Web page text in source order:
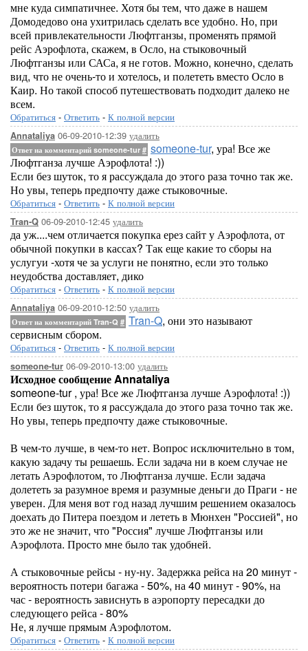
мне куда симпатичнее. Хотя бы тем, что даже в нашем
Домодедово она ухитрилась сделать все удобно. Но, при
всей привлекательности Люфтганзы, променять прямой
рейс Аэрофлота, скажем, в Осло, на стыковочный
Люфтганзы или САСа, я не готов. Можно, конечно, сделать
вид, что не очень-то и хотелось, и полететь вместо Осло в
Каир. Но такой способ путешествовать подходит далеко не
всем.
Обратиться - Ответить - К полной версии
Annataliya 06-09-2010-12:39 удалить
Ответ на комментарий someone-tur # someone-tur, ура! Все же
Люфтганза лучше Аэрофлота! :))
Если без шуток, то я рассуждала до этого раза точно так же.
Но увы, теперь предпочту даже стыковочные.
Обратиться - Ответить - К полной версии
Tran-Q 06-09-2010-12:45 удалить
да уж....чем отличается покупка ерез сайт у Аэрофлота, от
обычной покупки в кассах? Так еще какие то сборы на
услугуи -хотя че за услуги не понятно, если это только
неудобства доставляет, дико
Обратиться - Ответить - К полной версии
Annataliya 06-09-2010-12:50 удалить
Ответ на комментарий Tran-Q # Tran-Q, они это называют
сервисным сбором.
Обратиться - Ответить - К полной версии
someone-tur 06-09-2010-13:00 удалить
Исходное сообщение Annataliya
someone-tur , ура! Все же Люфтганза лучше Аэрофлота! :))
Если без шуток, то я рассуждала до этого раза точно так же.
Но увы, теперь предпочту даже стыковочные.
В чем-то лучше, в чем-то нет. Вопрос исключительно в том,
какую задачу ты решаешь. Если задача ни в коем случае не
летать Аэрофлотом, то Люфтганза лучше. Если задача
долететь за разумное время и разумные деньги до Праги - не
уверен. Для меня вот год назад лучшим решением оказалось
доехать до Питера поездом и лететь в Мюнхен "Россией", но
это же не значит, что "Россия" лучше Люфтганзы или
Аэрофлота. Просто мне было так удобней.
А стыковочные рейсы - ну-ну. Задержка рейса на 20 минут -
вероятность потери багажа - 50%, на 40 минут - 90%, на
час - вероятность зависнуть в аэропорту пересадки до
следующего рейса - 80%
Не, я лучше прямым Аэрофлотом.
Обратиться - Ответить - К полной версии